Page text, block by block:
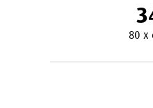
80 x